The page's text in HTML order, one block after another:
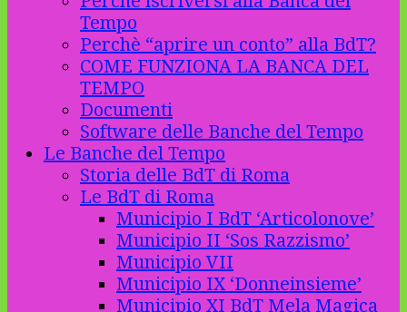
Tempo
Perchè “aprire un conto” alla BdT?
COME FUNZIONA LA BANCA DEL
TEMPO
Documenti
Software delle Banche del Tempo
Le Banche del Tempo
Storia delle BdT di Roma
Le BdT di Roma
Municipio I BdT ‘Articolonove’
Municipio II ‘Sos Razzismo’
Municipio VII
Municipio IX ‘Donneinsieme’
Municipio XI BdT Mela Magica